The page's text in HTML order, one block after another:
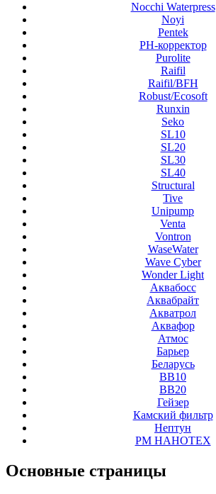
Nocchi Waterpress
Noyi
Pentek
PH-корректор
Purolite
Raifil
Raifil/BFH
Robust/Ecosoft
Runxin
Seko
SL10
SL20
SL30
SL40
Structural
Tive
Unipump
Venta
Vontron
WaseWater
Wave Cyber
Wonder Light
Аквабосс
Аквабрайт
Акватрол
Аквафор
Атмос
Барьер
Беларусь
ВВ10
ВВ20
Гейзер
Камский фильтр
Нептун
РМ НАНОТЕХ
Основные страницы